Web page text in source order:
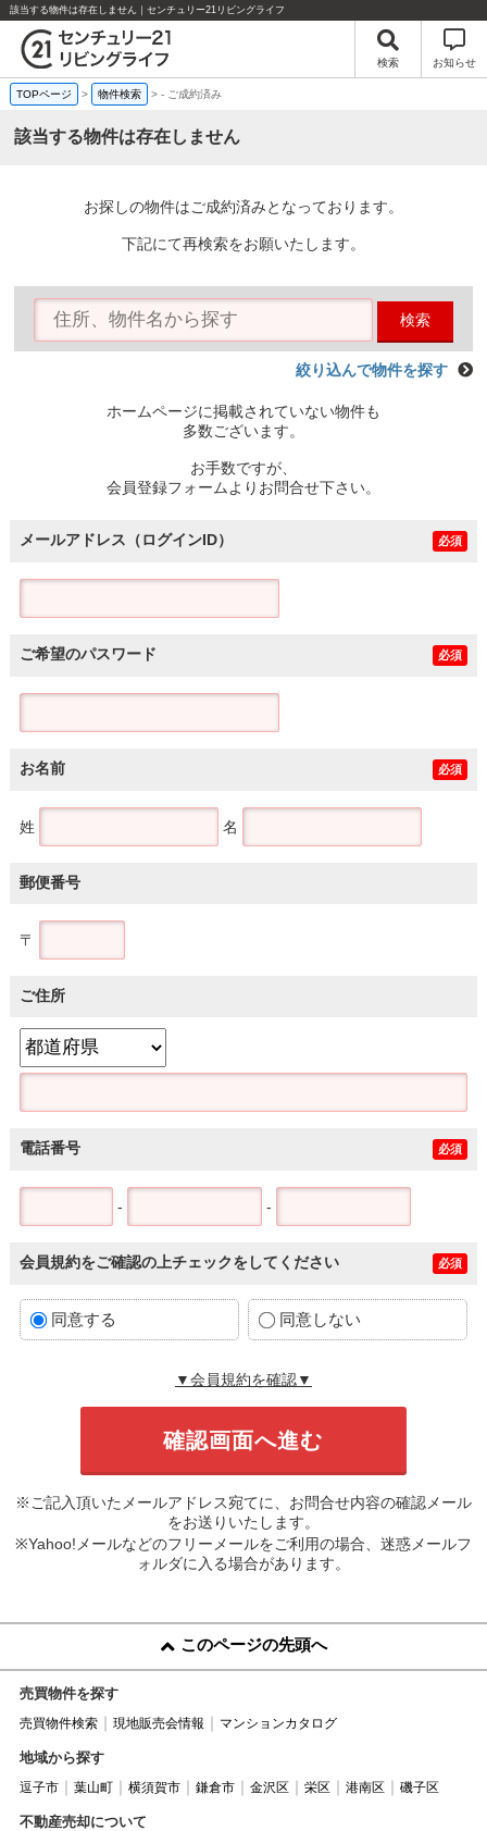
該当する物件は存在しません｜センチュリー21リビングライフ
検索 お知らせ
TOPページ > 物件検索 >- ご成約済み
該当する物件は存在しません
お探しの物件はご成約済みとなっております。
下記にて再検索をお願いたします。
検索
絞り込んで物件を探す
ホームページに掲載されていない物件も
多数ございます。
お手数ですが、
会員登録フォームよりお問合せ下さい。
メールアドレス（ログインID） 必須
ご希望のパスワード 必須
お名前 必須
姓 名
郵便番号
〒
ご住所
電話番号 必須
- -
会員規約をご確認の上チェックをしてください 必須
同意する 同意しない
▼会員規約を確認▼
※ご記入頂いたメールアドレス宛てに、お問合せ内容の確認メール
をお送りいたします。
※Yahoo!メールなどのフリーメールをご利用の場合、迷惑メールフ
ォルダに入る場合があります。
このページの先頭へ
売買物件を探す
売買物件検索 現地販売会情報 マンションカタログ
地域から探す
逗子市 葉山町 横須賀市 鎌倉市 金沢区 栄区 港南区 磯子区
不動産売却について